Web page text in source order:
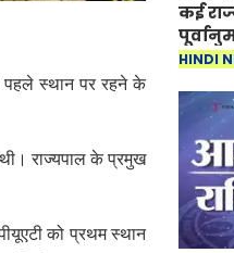
में पहले स्थान पर रहने के
राज्यपाल के प्रमुख
को प्रथम स्थान
कई
HINDI